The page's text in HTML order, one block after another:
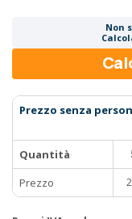
Non
Prezzo senza
Quantità
Prezzo